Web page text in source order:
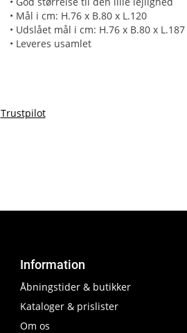
• Mål i cm: H.76 x B.80 x L.120
• Udslået mål i cm: H.76 x B.80 x L.187
• Leveres usamlet
Trustpilot
Information
Åbningstider & butikker
Kataloger & prislister
Om os